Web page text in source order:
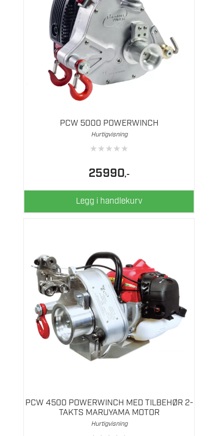
PCW 5000 POWERWINCH
Hurtigvisning
★★★★★
25990,-
Legg i handlekurv
PCW 4500 POWERWINCH MED TILBEHØR 2-
TAKTS MARUYAMA MOTOR
Hurtigvisning